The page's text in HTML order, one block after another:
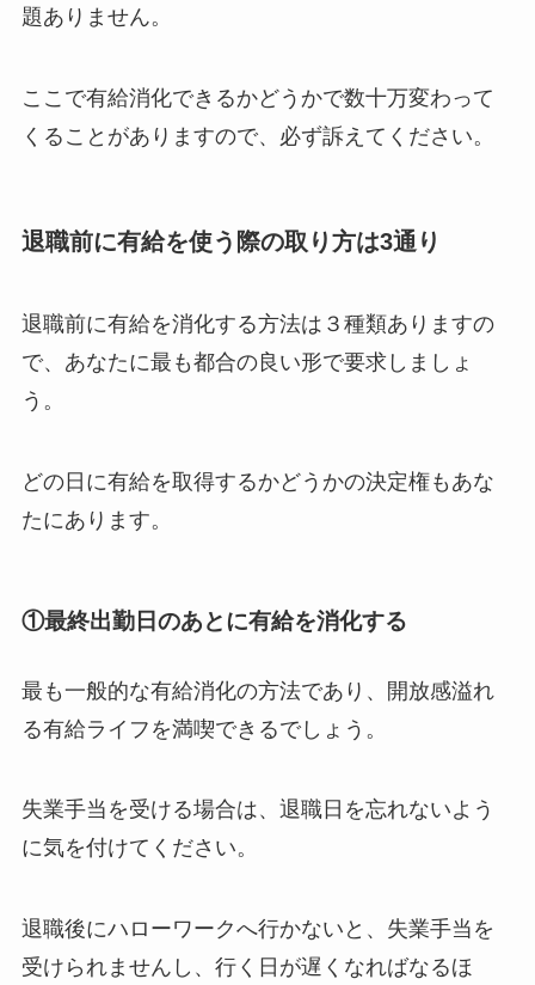
題ありません。
ここで有給消化できるかどうかで数十万変わって
くることがありますので、必ず訴えてください。
退職前に有給を使う際の取り方は3通り
退職前に有給を消化する方法は３種類ありますの
で、あなたに最も都合の良い形で要求しましょ
う。
どの日に有給を取得するかどうかの決定権もあな
たにあります。
①最終出勤日のあとに有給を消化する
最も一般的な有給消化の方法であり、開放感溢れ
る有給ライフを満喫できるでしょう。
失業手当を受ける場合は、退職日を忘れないよう
に気を付けてください。
退職後にハローワークへ行かないと、失業手当を
受けられませんし、行く日が遅くなればなるほ